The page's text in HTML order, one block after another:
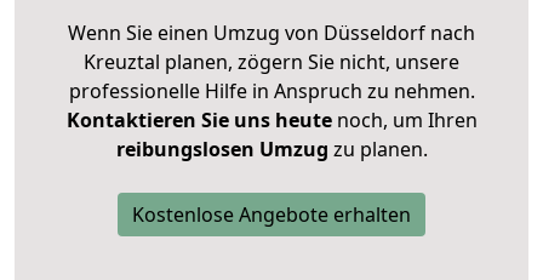
Wenn Sie einen Umzug von Düsseldorf nach
Kreuztal planen, zögern Sie nicht, unsere
professionelle Hilfe in Anspruch zu nehmen.
Kontaktieren Sie uns heutenoch, um Ihren
reibungslosen Umzug zu planen.
Kostenlose Angebote erhalten